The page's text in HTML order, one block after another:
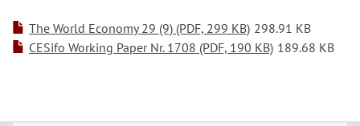
The World Economy 29 (9) (PDF, 299 KB) 298.91 KB
CESifo Working Paper Nr. 1708 (PDF, 190 KB) 189.68 KB